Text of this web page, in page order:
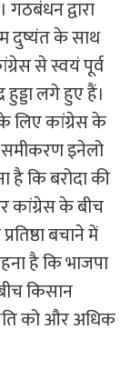
द्वारा
दुष्यंत के साथ
से स्वयं पूर्व
हुड्डा लगे हुए हैं।
लिए कांग्रेस के
समीकरण इनेलो
है कि बरोदा की
कांग्रेस के बीच
बचाने में
है कि भाजपा
किसान
को और अधिक